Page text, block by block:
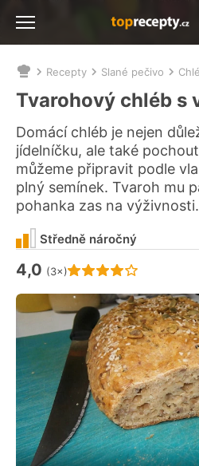
Nacházíte
se
zde:
Recepty Slané pečivo
Tvarohový chléb s
Domácí chléb je nejen
jídelníčku, ale také
můžeme připravit podle
plný semínek. Tvaroh mu
pohanka zas na výživnosti.
Hodnocení receptu je
4,0 (3×)
Středně náročný